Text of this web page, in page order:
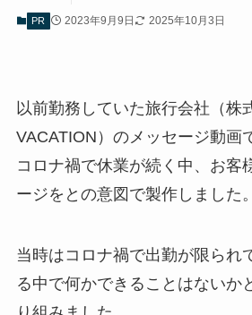
PR 2023年9月9日 2025年10月3日
以前勤務していた旅行会社（株
VACATION）のメッセージ動画
コロナ禍で休業が続く中、お客
ージをとの意図で製作しました。
当時はコロナ禍で出勤が限られ
る中で何かできることはないか